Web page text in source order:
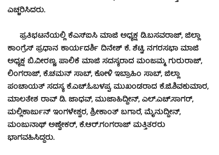
ಎಚ್ಚರಿಸಿದರು.
ಪ್ರತಿಭಟನೆಯಲ್ಲಿ ಕೆಎಸ್‍ಐಸಿ ಮಾಜಿ ಅಧ್ಯಕ್ಷ ಡಿ.ಬಸವರಾಜ್, ಜಿಲ್ಲಾ
ಕಾಂಗ್ರೆಸ್ ಪ್ರಧಾನ ಕಾರ್ಯದರ್ಶಿ ದಿನೇಶ್ ಕೆ. ಶೆಟ್ಟಿ, ನಗರಸಭಾ ಮಾಜಿ
ಅಧ್ಯಕ್ಷ ಬಿ.ವೀರಣ್ಣ, ಪಾಲಿಕೆ ಮಾಜಿ ಸದಸ್ಯರಾದ ಮಂಜಮ್ಮ, ಗುರುರಾಜ್,
ಲಿಂಗರಾಜ್, ಕೆ.ಚಮನ್ ಸಾಬ್, ಕೋಳಿ ಇಬ್ರಾಹಿಂ ಸಾಬ್, ಜಿಲ್ಲಾ
ಪಂಚಾಯತ್ ಸದಸ್ಯ ಕೆ.ಎಚ್.ಓಬಳಪ್ಪ, ಮುಖಂಡರಾದ ಕೆ.ಜಿ.ಶಿವಕುಮಾರ,
ಮಾಲತೇಶ ರಾವ್ ಡಿ. ಜಾಧವ್, ಮುಜಾಹಿದ್ದೀನ್, ಎಲ್.ಎಚ್.ಸಾಗರ್,
ಮಲ್ಲಿಕಾರ್ಜುನ್ ಇಂಗಳೇಶ್ವರ, ಶ್ರೀಕಾಂತ್ ಬಗಾರೆ, ಮೈನುದ್ದೀನ್,
ಮಂಜುನಾಥ್ ಅಣ್ವೇಕರ್, ಕೆ.ಆರ್.ಗಂಗರಾಜ್ ಮತ್ತಿತರರು
ಭಾಗವಹಿಸಿದ್ದರು.